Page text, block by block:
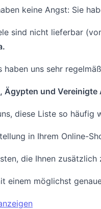
keine Angst: Sie
sind nicht lieferbar
haben uns sehr
Ägypten und Vereinigte
diese Liste so häufig
in Ihrem Online-
die Ihnen
einem möglichst